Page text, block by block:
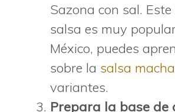
Sazona con sal.
salsa es muy
México, puedes
sobre la salsa macha
variantes.
Prepara la base de